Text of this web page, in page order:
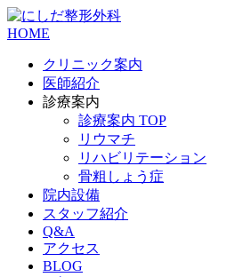
HOME
クリニック案内
医師紹介
診療案内
診療案内 TOP
リウマチ
リハビリテーション
骨粗しょう症
院内設備
スタッフ紹介
Q&A
アクセス
BLOG